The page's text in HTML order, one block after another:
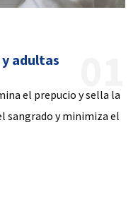
adultas
el prepucio y sella la
sangrado y minimiza el